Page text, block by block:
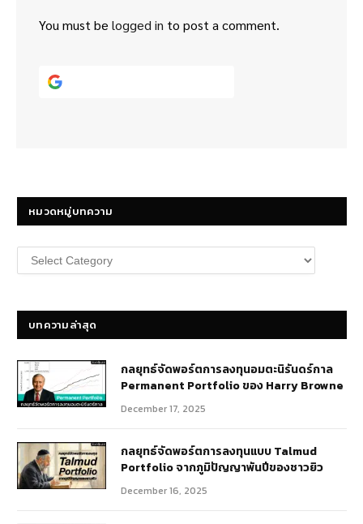
You must be logged in to post a comment.
หมวดหมู่บทความ
หมวด
หมู่
บทความล่าสุด
กลยุทธ์​จัดพอร์ตการลงทุนอมตะนิรันดร์กาล
Permanent Portfolio ของ Harry Browne
December 17, 2025
กลยุทธ์จัดพอร์ตการลงทุนแบบ Talmud
Portfolio จากภูมิปัญญาพันปีของชาวยิว
December 16, 2025